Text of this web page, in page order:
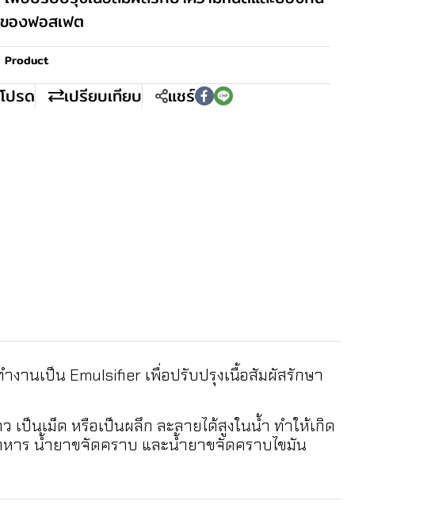
องฟอสเฟต
Product
ปรด เปรียบเทียบ แชร์
งานเป็น Emulsifier เพื่อปรับปรุงเนื้อสัมผัสรักษา
เป็นเม็ด หรือเป็นผลึก ละลายได้สูงในน้ำ ทำให้เกิด
หาร น้ำยาขจัดคราบ และน้ำยาขจัดคราบไขมัน